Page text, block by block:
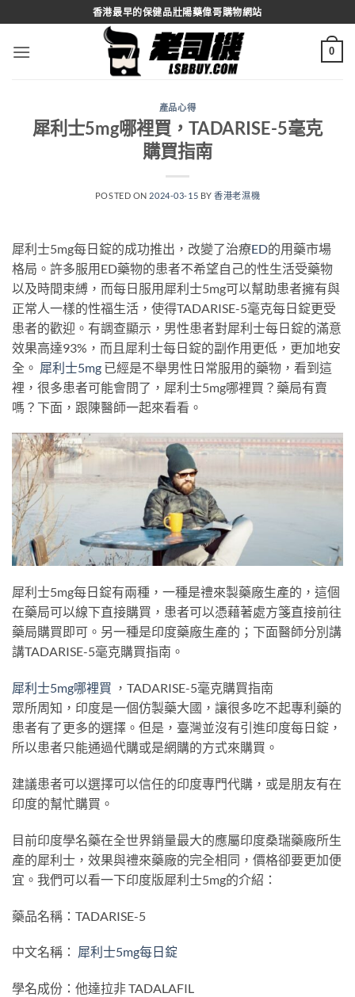
to
content
香港最早的保健品壯陽藥偉哥購物網站
0
產品心得
犀利士5mg哪裡買，TADARISE-5毫克
購買指南
POSTED ON 2024-03-15 BY香港老濕機
犀利士5mg每日錠的成功推出，改變了治療ED的用藥市場
格局。許多服用ED藥物的患者不希望自己的性生活受藥物
以及時間束縛，而每日服用犀利士5mg可以幫助患者擁有與
正常人一樣的性福生活，使得TADARISE-5毫克每日錠更受
患者的歡迎。有調查顯示，男性患者對犀利士每日錠的滿意
效果高達93%，而且犀利士每日錠的副作用更低，更加地安
全。 犀利士5mg 已經是不舉男性日常服用的藥物，看到這
裡，很多患者可能會問了，犀利士5mg哪裡買？藥局有賣
嗎？下面，跟陳醫師一起來看看。
犀利士5mg每日錠有兩種，一種是禮來製藥廠生產的，這個
在藥局可以線下直接購買，患者可以憑藉著處方箋直接前往
藥局購買即可。另一種是印度藥廠生產的；下面醫師分別講
講TADARISE-5毫克購買指南。
犀利士5mg哪裡買 ，TADARISE-5毫克購買指南
眾所周知，印度是一個仿製藥大國，讓很多吃不起專利藥的
患者有了更多的選擇。但是，臺灣並沒有引進印度每日錠，
所以患者只能通過代購或是網購的方式來購買。
建議患者可以選擇可以信任的印度專門代購，或是朋友有在
印度的幫忙購買。
目前印度學名藥在全世界銷量最大的應屬印度桑瑞藥廠所生
產的犀利士，效果與禮來藥廠的完全相同，價格卻要更加便
宜。我們可以看一下印度版犀利士5mg的介紹：
藥品名稱：TADARISE-5
中文名稱： 犀利士5mg每日錠
學名成份：他達拉非 TADALAFIL